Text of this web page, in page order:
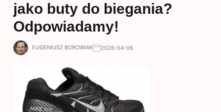
jako buty do biegania?
Odpowiadamy!
EUGENIUSZ BOROWIAK 2026-04-06